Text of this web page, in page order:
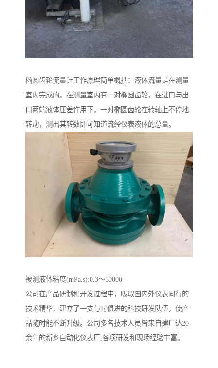
椭圆齿轮流量计工作原理简单概括：液体流量是在测量
室内完成的。在测量室内有一对椭圆齿轮，在进口与出
口两端液体压差作用下，一对椭圆齿轮在转轴上不停地
转动，测出其转数即可知道流经仪表液体的总量。
被测液体粘度(mPa.s):0.3～50000
公司在产品研制和开发过程中，吸取国内外仪表同行的
技术精华，建立了一支与时俱进的科技研发队伍，使产
品随时能不断升级。公司多名技术人员皆来自建厂达20
余年的新乡自动化仪表厂,各项研发和现场经验丰富。